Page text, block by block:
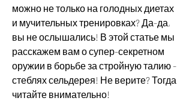
можно не только на голодных диетах
и мучительных тренировках? Да-да,
вы не ослышались! В этой статье мы
расскажем вам о супер-секретном
оружии в борьбе за стройную талию -
стеблях сельдерея! Не верите? Тогда
читайте внимательно!